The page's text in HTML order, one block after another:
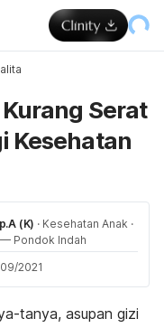
Serat
Kesehatan
(K) · Kesehatan Anak ·
— Pondok Indah
2021
tanya, asupan gizi